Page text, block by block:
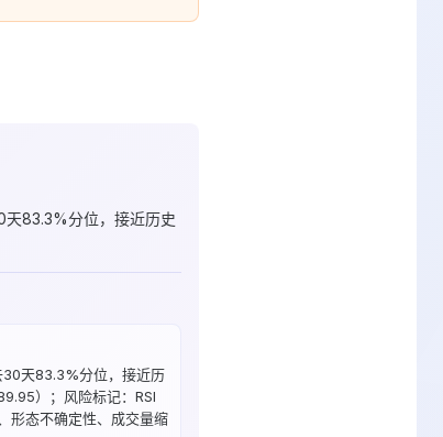
天83.3%分位，接近历史
30天83.3%分位，接近历
）；风险标记：RSI
形态不确定性、成交量缩